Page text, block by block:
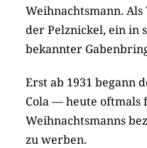
Weihnachtsmann.
der Pelznickel, ein in
bekannter
Erst ab 1931 begann
Cola — heute oftmals
Weihnachtsmanns
zu werben.